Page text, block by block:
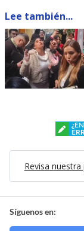
Lee también...
Revisa
Síguenos en: